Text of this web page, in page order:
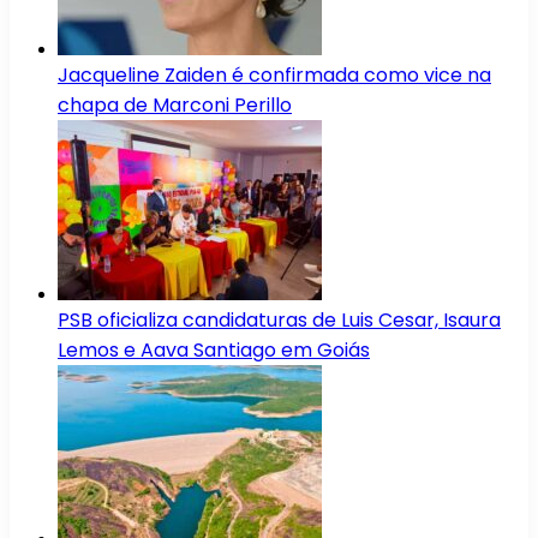
Jacqueline Zaiden é confirmada como vice na
chapa de Marconi Perillo
PSB oficializa candidaturas de Luis Cesar, Isaura
Lemos e Aava Santiago em Goiás